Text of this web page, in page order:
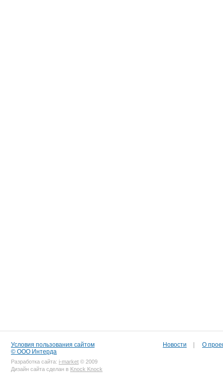
Условия пользования сайтом
© ООО Интерда
Разработка сайта: i-market © 2009
Дизайн сайта сделан в Knock Knock
Новости О